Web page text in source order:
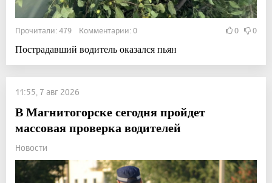
Прочитали: 479 Комментарии: 0 0 0
Пострадавший водитель оказался пьян
11:55, 7 авг 2026
В Магнитогорске сегодня пройдет
массовая проверка водителей
Новости